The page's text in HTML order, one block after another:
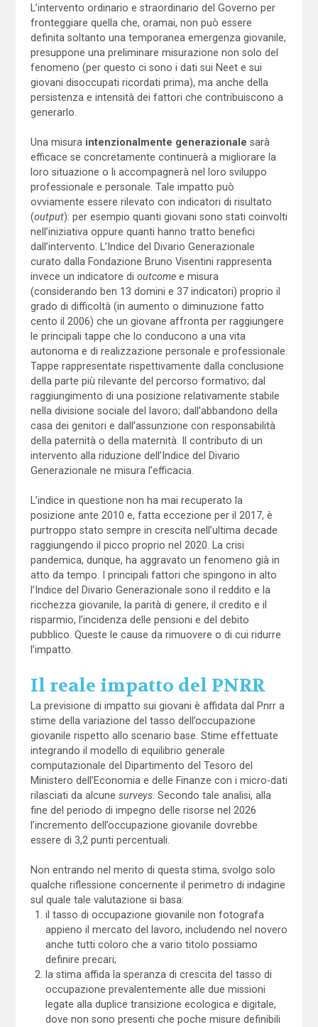
L’intervento ordinario e straordinario del Governo per
fronteggiare quella che, oramai, non può essere
definita soltanto una temporanea emergenza giovanile,
presuppone una preliminare misurazione non solo del
fenomeno (per questo ci sono i dati sui Neet e sui
giovani disoccupati ricordati prima), ma anche della
persistenza e intensità dei fattori che contribuiscono a
generarlo.
Una misura intenzionalmente generazionale sarà
efficace se concretamente continuerà a migliorare la
loro situazione o li accompagnerà nel loro sviluppo
professionale e personale. Tale impatto può
ovviamente essere rilevato con indicatori di risultato
(output): per esempio quanti giovani sono stati coinvolti
nell’iniziativa oppure quanti hanno tratto benefici
dall’intervento. L’Indice del Divario Generazionale
curato dalla Fondazione Bruno Visentini rappresenta
invece un indicatore di outcomee misura
(considerando ben 13 domini e 37 indicatori) proprio il
grado di difficoltà (in aumento o diminuzione fatto
cento il 2006) che un giovane affronta per raggiungere
le principali tappe che lo conducono a una vita
autonoma e di realizzazione personale e professionale.
Tappe rappresentate rispettivamente dalla conclusione
della parte più rilevante del percorso formativo; dal
raggiungimento di una posizione relativamente stabile
nella divisione sociale del lavoro; dall’abbandono della
casa dei genitori e dall’assunzione con responsabilità
della paternità o della maternità. Il contributo di un
intervento alla riduzione dell’Indice del Divario
Generazionale ne misura l’efficacia.
L’indice in questione non ha mai recuperato la
posizione ante 2010 e, fatta eccezione per il 2017, è
purtroppo stato sempre in crescita nell’ultima decade
raggiungendo il picco proprio nel 2020. La crisi
pandemica, dunque, ha aggravato un fenomeno già in
atto da tempo. I principali fattori che spingono in alto
l’Indice del Divario Generazionale sono il reddito e la
ricchezza giovanile, la parità di genere, il credito e il
risparmio, l’incidenza delle pensioni e del debito
pubblico. Queste le cause da rimuovere o di cui ridurre
l’impatto.
Il reale impatto del PNRR
La previsione di impatto sui giovani è affidata dal Pnrr a
stime della variazione del tasso dell’occupazione
giovanile rispetto allo scenario base. Stime effettuate
integrando il modello di equilibrio generale
computazionale del Dipartimento del Tesoro del
Ministero dell’Economia e delle Finanze con i micro-dati
rilasciati da alcune surveys. Secondo tale analisi, alla
fine del periodo di impegno delle risorse nel 2026
l’incremento dell’occupazione giovanile dovrebbe
essere di 3,2 punti percentuali.
Non entrando nel merito di questa stima, svolgo solo
qualche riflessione concernente il perimetro di indagine
sul quale tale valutazione si basa:
il tasso di occupazione giovanile non fotografa
appieno il mercato del lavoro, includendo nel novero
anche tutti coloro che a vario titolo possiamo
definire precari;
la stima affida la speranza di crescita del tasso di
occupazione prevalentemente alle due missioni
legate alla duplice transizione ecologica e digitale,
dove non sono presenti che poche misure definibili